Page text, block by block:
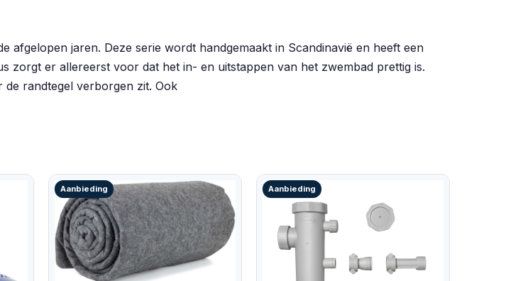
afgelopen jaren. Deze serie wordt handgemaakt in Scandinavië en heeft een
zorgt er allereerst voor dat het in- en uitstappen van het zwembad prettig is.
de randtegel verborgen zit. Ook
Aanbieding Aanbieding